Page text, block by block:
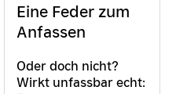
Eine Feder zum
Anfassen
Oder doch nicht?
Wirkt unfassbar echt: